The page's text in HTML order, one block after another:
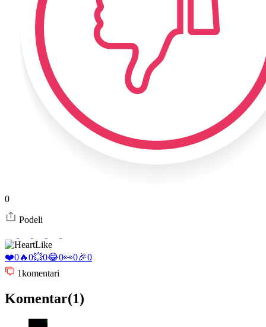
0
Podeli
Like
❤️0🔥0💥0😂0👀0🎉0
1komentari
Komentar(1)